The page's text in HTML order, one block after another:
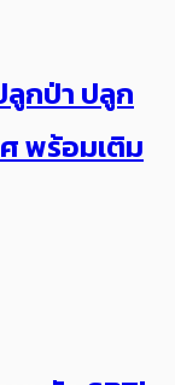
ลูกป่า ปลูก
พร้อมเติม